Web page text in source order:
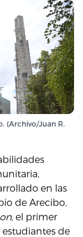
(Archivo/Juan R.
en las
de Arecibo,
, el primer
estudiantes de